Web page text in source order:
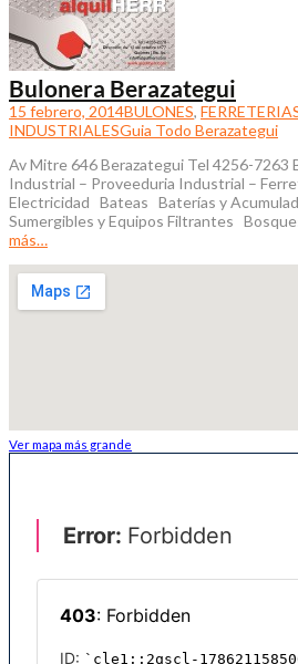
Bulonera Berazategui
15 febrero, 2014BULONES,
INDUSTRIALESGuia Todo Berazategui
Av Mitre 646 Berazategui Tel 4256-7263
Industrial – Proveeduria Industrial –
Electricidad Bateas Baterías y
Sumergibles y Equipos Filtrantes
más…
Ver mapa más grande